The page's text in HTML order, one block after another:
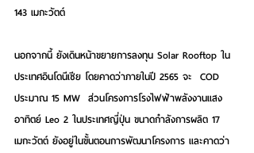
143 เมกะวัตต์
นอกจากนี้ ยังเดินหน้าขยายการลงทุน Solar Rooftop ใน
ประเทศอินโดนีเซีย โดยคาดว่าภายในปี 2565 จะ  COD
ประมาณ 15 MW  ส่วนโครงการโรงไฟฟ้าพลังงานแสง
อาทิตย์ Leo 2 ในประเทศญี่ปุ่น ขนาดกำลังการผลิต 17
เมกะวัตต์ ยังอยู่ในขั้นตอนการพัฒนาโครงการ และคาดว่า